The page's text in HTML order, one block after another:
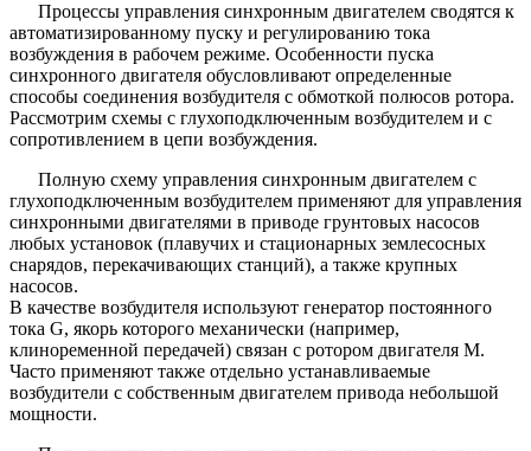
Процессы управления синхронным двигателем сводятся к
автоматизированному пуску и регулированию тока
возбуждения в рабочем режиме. Особенности пуска
синхронного двигателя обусловливают определенные
способы соединения возбудителя с обмоткой полюсов ротора.
Рассмотрим схемы с глухоподключенным возбудителем и с
сопротивлением в цепи возбуждения.
Полную схему управления синхронным двигателем с
глухоподключенным возбудителем применяют для управления
синхронными двигателями в приводе грунтовых насосов
любых установок (плавучих и стационарных землесосных
снарядов, перекачивающих станций), а также крупных
насосов.
В качестве возбудителя используют генератор постоянного
тока G, якорь которого механически (например,
клиноременной передачей) связан с ротором двигателя М.
Часто применяют также отдельно устанавливаемые
возбудители с собственным двигателем привода небольшой
мощности.